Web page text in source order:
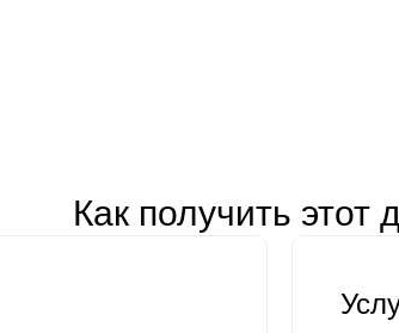
Как получить этот